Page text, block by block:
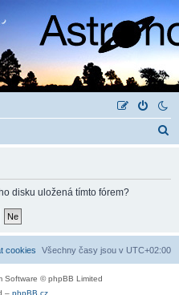
disku uložená tímto fórem?
Všechny časy jsou v UTC+02:00
cookies
Software © phpBB Limited
– phpBB.cz